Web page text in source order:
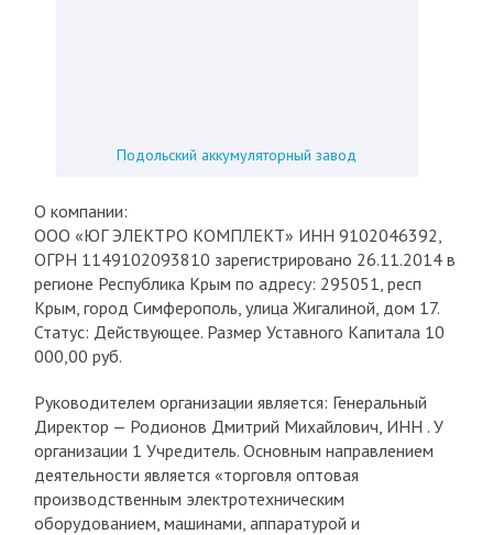
Подольский аккумуляторный завод
О компании:
ООО «ЮГ ЭЛЕКТРО КОМПЛЕКТ» ИНН 9102046392,
ОГРН 1149102093810 зарегистрировано 26.11.2014 в
регионе Республика Крым по адресу: 295051, респ
Крым, город Симферополь, улица Жигалиной, дом 17.
Статус: Действующее. Размер Уставного Капитала 10
000,00 руб.
Руководителем организации является: Генеральный
Директор — Родионов Дмитрий Михайлович, ИНН . У
организации 1 Учредитель. Основным направлением
деятельности является «торговля оптовая
производственным электротехническим
оборудованием, машинами, аппаратурой и